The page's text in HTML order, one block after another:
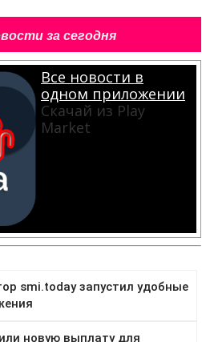
за сегодня
Все новости в
одном приложении
Скачай из Play
Market